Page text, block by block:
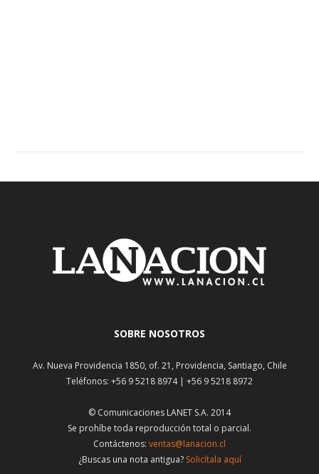
SOBRE NOSOTROS
Av. Nueva Providencia 1850, of. 21, Providencia, Santiago, Chile
Teléfonos: +56 9 5218 8974 | +56 9 5218 8972
© Comunicaciones LANET S.A. 2014
Se prohíbe toda reproducción total o parcial.
Contáctenos: ventas@lanacion.cl
¿Buscas una nota antigua? Solicítala aquí